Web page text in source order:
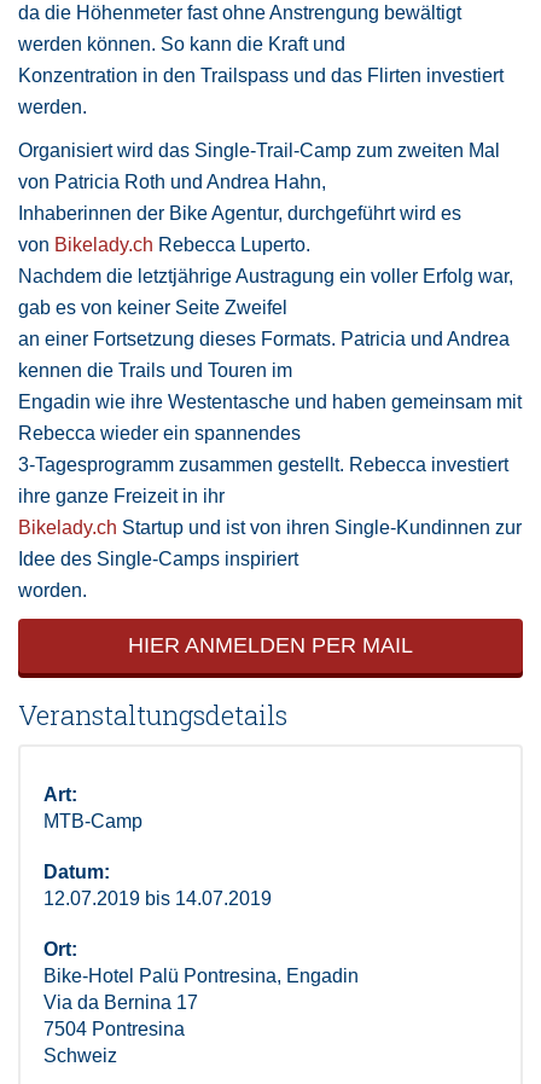
da die Höhenmeter fast ohne Anstrengung bewältigt
werden können. So kann die Kraft und
Konzentration in den Trailspass und das Flirten investiert
werden.
Organisiert wird das Single-Trail-Camp zum zweiten Mal
von Patricia Roth und Andrea Hahn,
Inhaberinnen der Bike Agentur, durchgeführt wird es
von Bikelady.ch Rebecca Luperto.
Nachdem die letztjährige Austragung ein voller Erfolg war,
gab es von keiner Seite Zweifel
an einer Fortsetzung dieses Formats. Patricia und Andrea
kennen die Trails und Touren im
Engadin wie ihre Westentasche und haben gemeinsam mit
Rebecca wieder ein spannendes
3-Tagesprogramm zusammen gestellt. Rebecca investiert
ihre ganze Freizeit in ihr
Bikelady.ch Startup und ist von ihren Single-Kundinnen zur
Idee des Single-Camps inspiriert
worden.
HIER ANMELDEN PER MAIL
Veranstaltungsdetails
Art:
MTB-Camp
Datum:
12.07.2019 bis 14.07.2019
Ort:
Bike-Hotel Palü Pontresina, Engadin
Via da Bernina 17
7504 Pontresina
Schweiz